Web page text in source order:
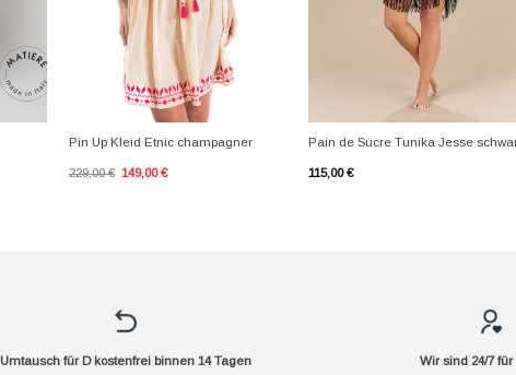
Pin Up Kleid Etnic champagner
229,00€ Ursprünglicher
Preis
149,00€Aktueller
Pain de Sucre Tunika Jesse
115,00€
Umtausch für D kostenfrei binnen 14 Tagen
Wir sind 24/7